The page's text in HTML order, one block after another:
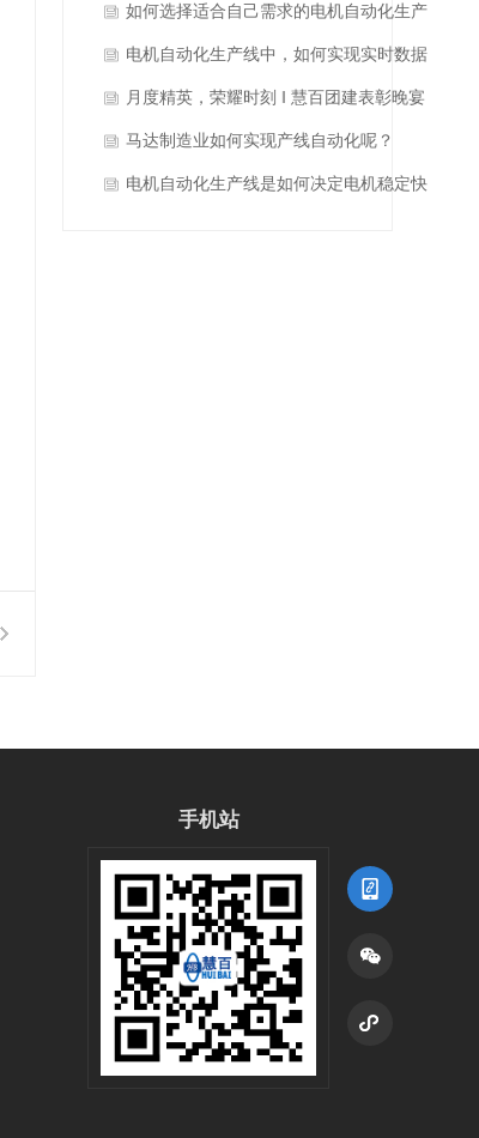
典颁奖活动圆满举行
如何选择适合自己需求的电机自动化生产
线？
电机自动化生产线中，如何实现实时数据
采集与生产过程监控？
月度精英，荣耀时刻 ‖ 慧百团建表彰晚宴
马达制造业如何实现产线自动化呢？
电机自动化生产线是如何决定电机稳定快
手机站